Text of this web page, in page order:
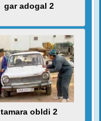
gar adogal 2
tamara obldi 2